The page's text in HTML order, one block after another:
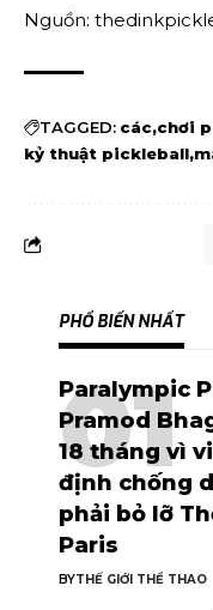
Nguồn:
TAGGED: các chơi
kỷ thuật pickleball
PHỔ BIẾN NHẤT
Paralympic
Pramod
18 tháng vì
định chống
phải bỏ lỡ
Paris
BYTHẾ GIỚI THỂ THAO